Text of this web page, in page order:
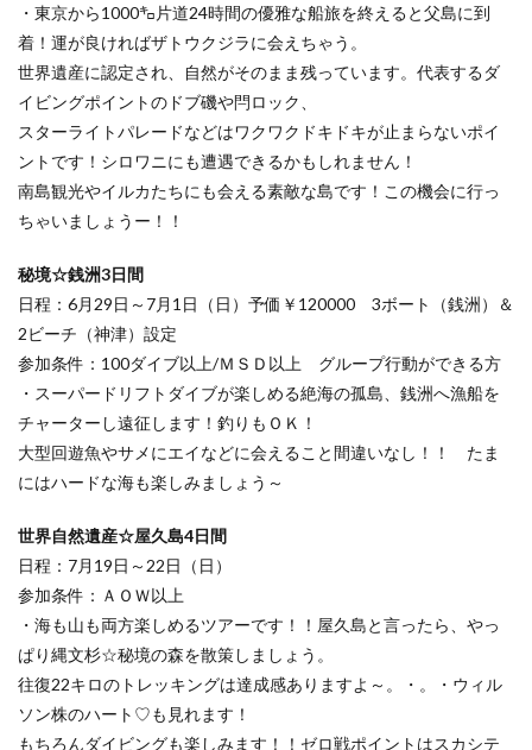
・東京から1000㌔片道24時間の優雅な船旅を終えると父島に到
着！運が良ければザトウクジラに会えちゃう。
世界遺産に認定され、自然がそのまま残っています。代表するダ
イビングポイントのドブ磯や閂ロック、
スターライトパレードなどはワクワクドキドキが止まらないポイ
ントです！シロワニにも遭遇できるかもしれません！
南島観光やイルカたちにも会える素敵な島です！この機会に行っ
ちゃいましょうー！！
秘境☆銭洲3日間
日程：6月29日～7月1日（日）予価￥120000 3ボート（銭洲）＆
2ビーチ（神津）設定
参加条件：100ダイブ以上/ＭＳＤ以上 グループ行動ができる方
・スーパードリフトダイブが楽しめる絶海の孤島、銭洲へ漁船を
チャーターし遠征します！釣りもＯＫ！
大型回遊魚やサメにエイなどに会えること間違いなし！！ たま
にはハードな海も楽しみましょう～
世界自然遺産☆屋久島4日間
日程：7月19日～22日（日）
参加条件：ＡＯＷ以上
・海も山も両方楽しめるツアーです！！屋久島と言ったら、やっ
ぱり縄文杉☆秘境の森を散策しましょう。
往復22キロのトレッキングは達成感ありますよ～。・。・ウィル
ソン株のハート♡も見れます！
もちろんダイビングも楽しみます！！ゼロ戦ポイントはスカシテ